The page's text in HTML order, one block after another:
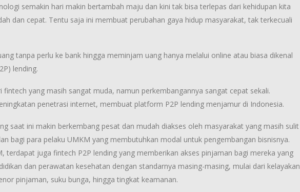
semakin hari makin bertambah maju dan kini tak bisa terlepas dari kehidupan kita
dan cepat. Tentu saja ini membuat perubahan gaya hidup masyarakat, tak terkecuali
tanpa perlu ke bank hingga meminjam uang hanya melalui online atau biasa dikenal
lending.
fintech yang masih sangat muda, namun perkembangannya sangat cepat sekali.
penetrasi internet, membuat platform P2P lending menjamur di Indonesia.
saat ini makin berkembang pesat dan mudah diakses oleh masyarakat yang masih sulit
bagi para pelaku UMKM yang membutuhkan modal untuk pengembangan bisnisnya.
terdapat juga fintech P2P lending yang memberikan akses pinjaman bagi mereka yang
dan perawatan kesehatan dengan standarnya masing-masing, mulai dari kelayakan
pinjaman, suku bunga, hingga tingkat keamanan.